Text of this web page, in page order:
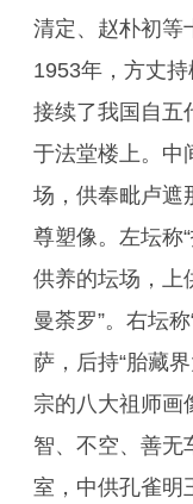
清定、赵朴初等
1953年，方丈
接续了我国自五
于法堂楼上。中
场，供奉毗卢遮
尊塑像。左坛称
供养的坛场，上
曼荼罗”。右坛
萨，后持“胎藏
宗的八大祖师画
智、不空、善无
室，中供孔雀明